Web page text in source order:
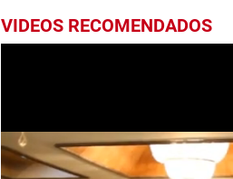
VIDEOS RECOMENDADOS